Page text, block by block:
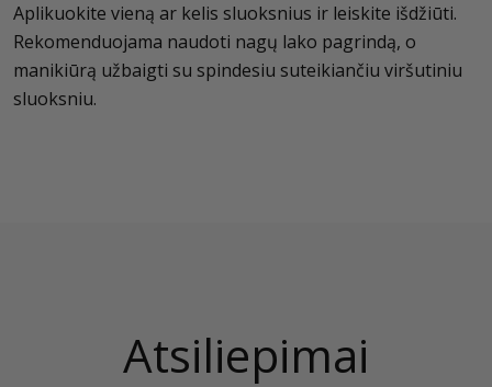
Aplikuokite vieną ar kelis sluoksnius ir leiskite išdžiūti.
Rekomenduojama naudoti nagų lako pagrindą, o
manikiūrą užbaigti su spindesiu suteikiančiu viršutiniu
sluoksniu.
Atsiliepimai